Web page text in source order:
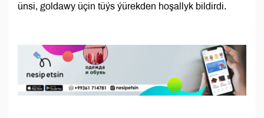
ünsi, goldawy üçin tüýs ýürekden hoşallyk bildirdi.